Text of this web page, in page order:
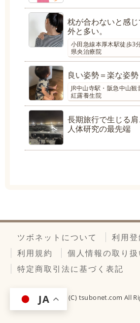
枕が合わないと感
外と多い。
小田急線本厚木駅徒歩3
県央治療院
良い姿勢＝楽な姿勢
JR中山寺駅・阪急中山
紅露養生院
長期旅行で生じる
人体研究の最先端
ツボネットについて 利用
利用規約
個人情報の取り
特定商取引法に基づく表記
Copyright (C) tsubonet.com All
JA